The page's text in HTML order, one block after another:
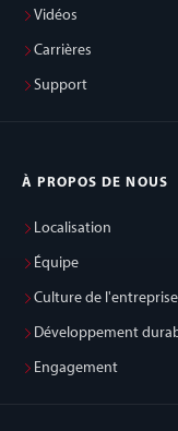
Vidéos
Carrières
Support
À PROPOS DE NOUS
Localisation
Équipe
Culture de l'entreprise
Développement
Engagement